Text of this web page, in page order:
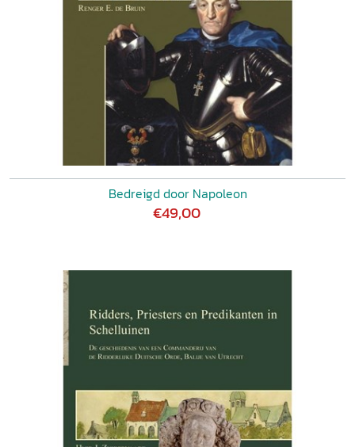
Bedreigd door Napoleon
€49,00